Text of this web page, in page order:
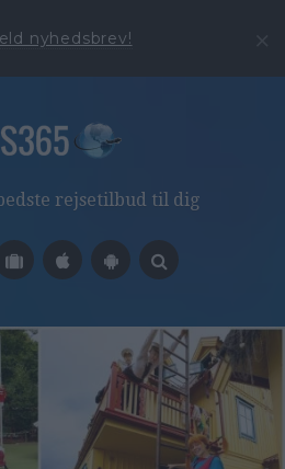
nyhedsbrev!
rejsetilbud til dig